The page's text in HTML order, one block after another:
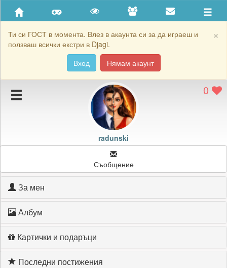
×
Ти си ГОСТ в момента. Влез в акаунта си за да играеш и
ползваш всички екстри в Djagi.
Вход
Нямам акаунт
Приятели
Хронология на игри
Подаръците на radunski
Картичките на radunski
0
radunski
Съобщение
За мен
Албум
Картички и подаръци
Последни постижения